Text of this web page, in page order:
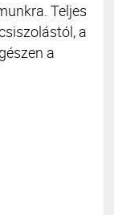
Teljes
a
a